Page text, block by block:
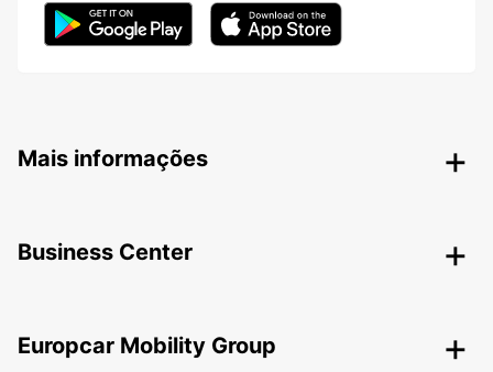
Mais informações
Business Center
Europcar Mobility Group